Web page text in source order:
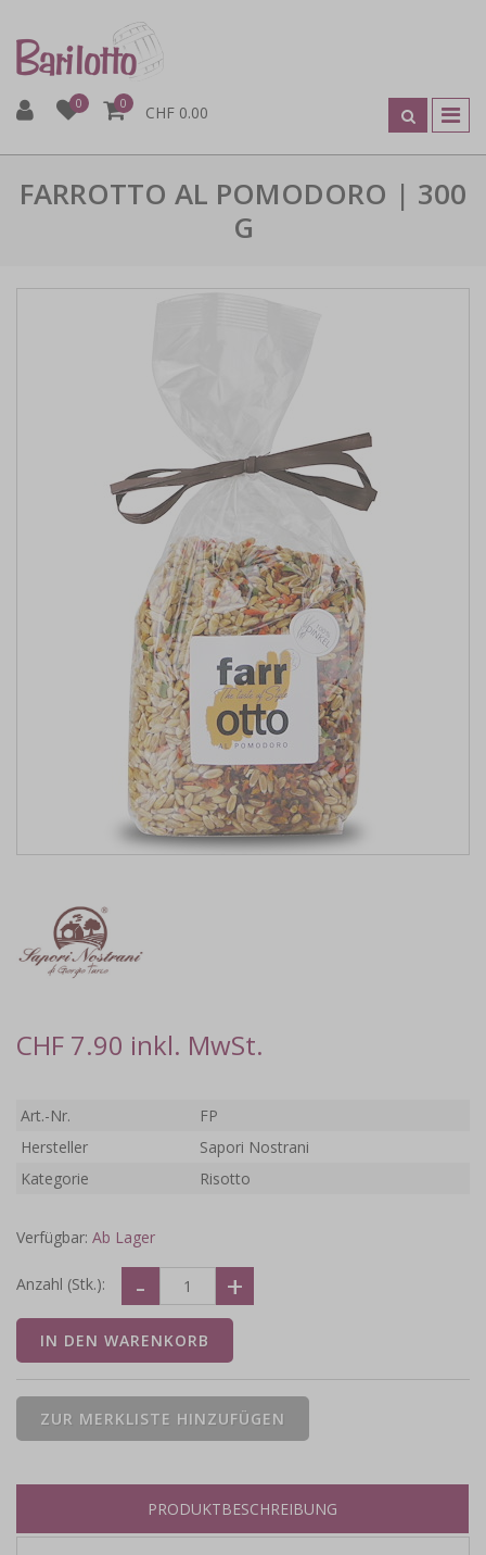
0 0 CHF 0.00
FARROTTO AL POMODORO | 300
G
CHF 7.90 inkl. MwSt.
Art.-Nr.
FP
Hersteller
Sapori Nostrani
Kategorie
Risotto
Verfügbar: Ab Lager
Anzahl (Stk.):
PRODUKTBESCHREIBUNG